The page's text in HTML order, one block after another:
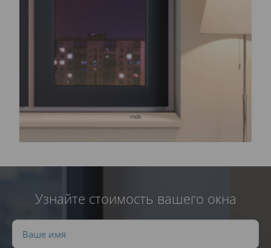
Узнайте стоимость вашего окна